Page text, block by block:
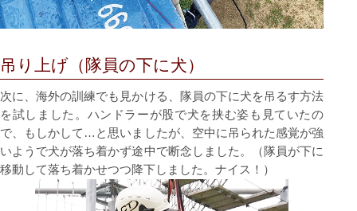
吊り上げ（隊員の下に⽝）
次に、海外の訓練でも⾒かける、隊員の下に⽝を吊るす⽅法
を試しました。ハンドラーが股で⽝を挟む姿も⾒ていたの
で、もしかして…と思いましたが、空中に吊られた感覚が強
いようで⽝が落ち着かず途中で断念しました。（隊員が下に
移動して落ち着かせつつ降下しました。ナイス！）